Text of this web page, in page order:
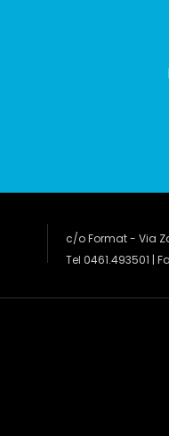
c/o Format - Via
Tel 0461.493501 |